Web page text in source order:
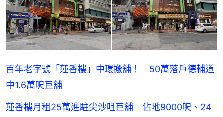
百年老字號「蓮香樓」中環搬舖！ 50萬落戶德輔道
中1.6萬呎巨舖
蓮香樓月租25萬進駐尖沙咀巨舖 佔地9000呎、24